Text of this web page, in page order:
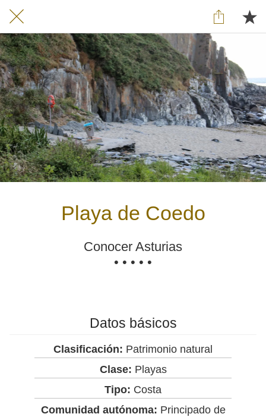
Playa de Coedo
Conocer Asturias
• • • • •
Datos básicos
Clasificación: Patrimonio natural
Clase: Playas
Tipo: Costa
Comunidad autónoma: Principado de